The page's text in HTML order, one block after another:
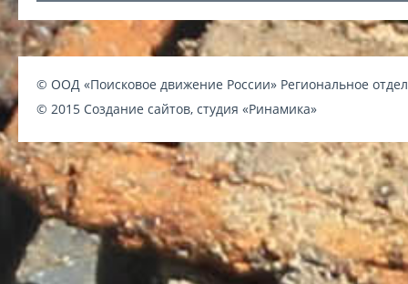
© ООД «Поисковое движение России» Региональное
© 2015 Создание сайтов, студия «Ринамика»